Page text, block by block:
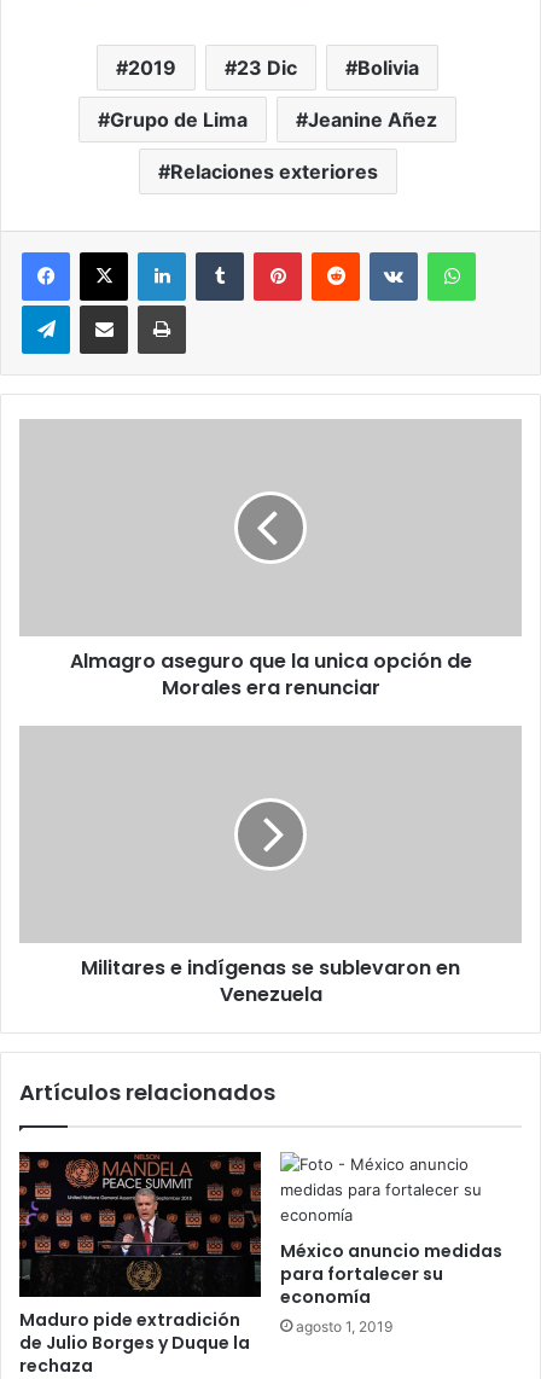
2019 23 Dic Bolivia
Grupo de Lima Jeanine Añez
Relaciones exteriores
LinkedInTumblr PinterestReddit VKontakte
TelegramCompartir via correo electrónicoImpresión
era
renunciarAlmagro aseguro que la unica opción de
Morales era renunciar
Militares e indígenas se sublevaron en
Venezuela
Artículos relacionados
Maduro pide extradición
de Julio Borges y Duque la
rechaza
México anuncio medidas
para fortalecer su
economía
agosto 1, 2019